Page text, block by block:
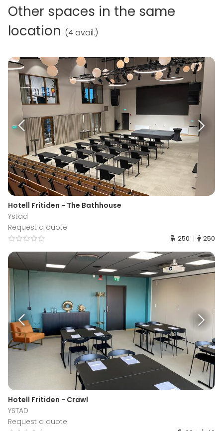
Other spaces in the same
location (4 avail.)
Hotell Fritiden - The Bathhouse
Ystad
Request a quote
250 250
Hotell Fritiden - Crawl
YSTAD
Request a quote